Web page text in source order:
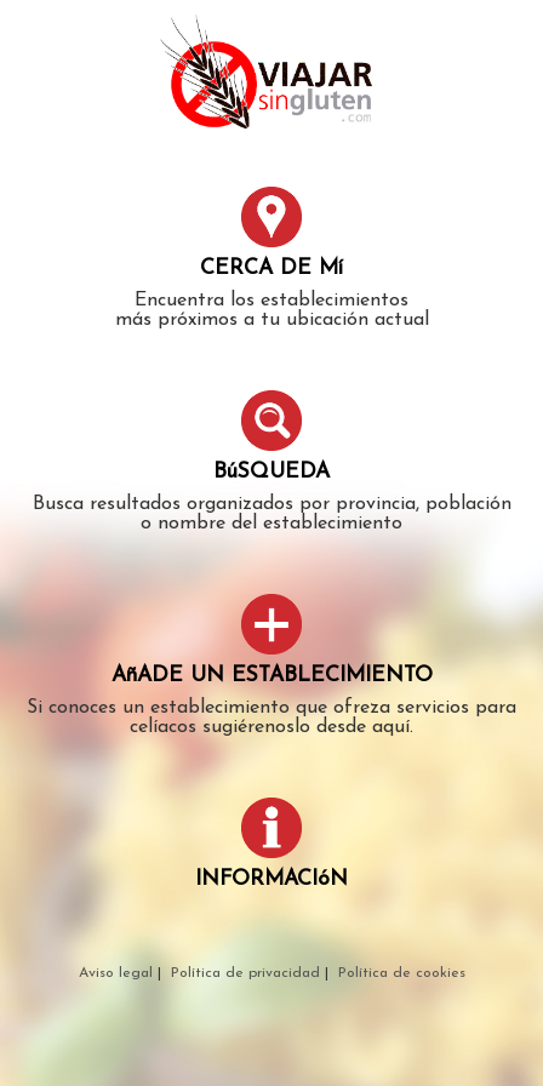
CERCA DE Mí
Encuentra los establecimientos
más próximos a tu ubicación actual
BúSQUEDA
Busca resultados organizados por provincia, población
o nombre del establecimiento
AñADE UN ESTABLECIMIENTO
Si conoces un establecimiento que ofreza servicios para
celíacos sugiérenoslo desde aquí.
INFORMACIóN
Aviso legal Política de privacidad Política de cookies
authorized to show the cookie declaration for domain group
ID 546ddaab-b478-4440-aa8a-3b0205284212. Please add it to
the domain group in the Cookiebot Manager to authorize